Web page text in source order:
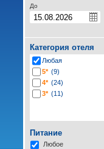
До
Категория отеля
Любая
5* (9)
4* (24)
3* (11)
Питание
Любое